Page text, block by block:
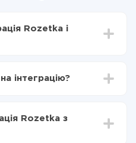
Rozetka і
з Rozetka в
передаватися з
інтеграцію?
У середньому
хвилин.
Rozetka з